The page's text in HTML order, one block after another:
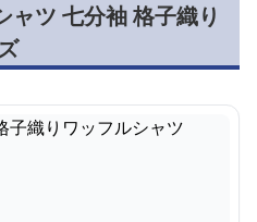
ャツ 七分袖 格子織り